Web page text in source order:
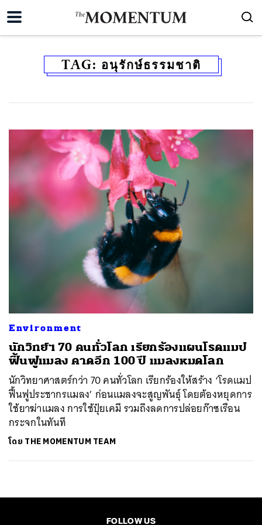
TAG: อนุรักษ์ธรรมชาติ
Environment
นักวิทย์ฯ 70 คนทั่วโลก เรียกร้องแผนโรดแมป
ฟื้นฟูแมลง คาดอีก 100 ปี แมลงหมดโลก
นักวิทยาศาสตร์กว่า 70 คนทั่วโลก เรียกร้องให้สร้าง ‘โรดแมป
ฟื้นฟูประชากรแมลง’ ก่อนแมลงจะสูญพันธุ์ โดยต้องหยุดการ
ใช้ยาฆ่าแมลง การใช้ปุ๋ยเคมี รวมถึงลดการปล่อยก๊าซเรือน
กระจกในทันที
โดย THE MOMENTUM TEAM
FOLLOW US
SHARE TWEET